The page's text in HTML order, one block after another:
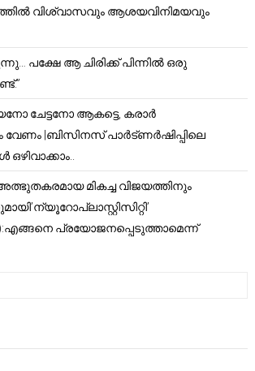
വിശ്വാസവും ആശയവിനിമയവും
പക്ഷേ ആ ചിരിക്ക് പിന്നിൽ ഒരു
ചേട്ടനോ ആകട്ടെ, കരാർ
|ബിസിനസ് പാർട്ണർഷിപ്പിലെ
ഒഴിവാക്കാം..
അത്ഭുതകരമായ മികച്ച വിജയത്തിനും
പ്രയോജനപ്പെടുത്താമെന്ന്